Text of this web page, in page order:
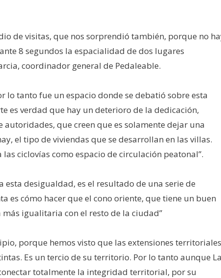
de visitas, que nos sorprendió también, porque no
8 segundos la espacialidad de dos lugares
coordinador general de Pedaleable.
lo tanto fue un espacio donde se debatió sobre esta
es verdad que hay un deterioro de la dedicación,
que creen que es solamente dejar una
el tipo de viviendas que se desarrollan en las villas.
ciclovías como espacio de circulación peatonal”.
esta desigualdad, es el resultado de una serie de
es cómo hacer que el cono oriente, que tiene un buen
igualitaria con el resto de la ciudad”
porque hemos visto que las extensiones territoriales
Es un tercio de su territorio. Por lo tanto aunque La
totalmente la integridad territorial, por su